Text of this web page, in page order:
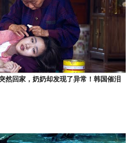
然回家，奶奶却发现了异常！韩国催泪